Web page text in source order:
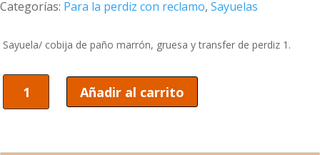
Categorías: Para la perdiz con reclamo, Sayuelas
Sayuela/ cobija de paño marrón, gruesa y transfer de perdiz 1.
Sayuela/
cobija
de
Añadir al carrito